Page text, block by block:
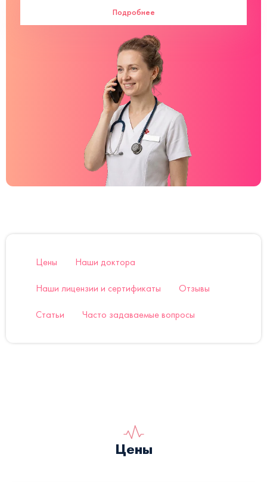
Подробнее
Цены Наши доктора
Наши лицензии и сертификаты Отзывы
Статьи Часто задаваемые вопросы
Цены